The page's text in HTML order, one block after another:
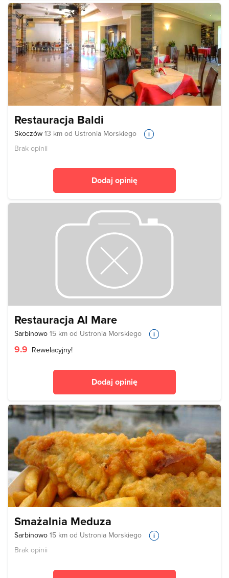
Restauracja Baldi
Skoczów 13 km od Ustronia Morskiego
Brak opinii
Dodaj opinię
Restauracja Al Mare
Sarbinowo 15 km od Ustronia Morskiego
9.9 Rewelacyjny!
Dodaj opinię
Smażalnia Meduza
Sarbinowo 15 km od Ustronia Morskiego
Brak opinii